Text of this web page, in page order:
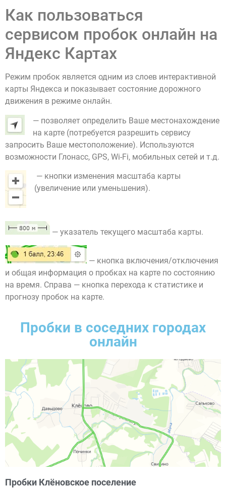
Как пользоваться
сервисом пробок онлайн на
Яндекс Картах
Режим пробок является одним из слоев интерактивной
карты Яндекса и показывает состояние дорожного
движения в режиме онлайн.
— позволяет определить Ваше местонахождение
на карте (потребуется разрешить сервису
запросить Ваше местоположение). Используются
возможности Глонасс, GPS, Wi-Fi, мобильных сетей и т.д.
— кнопки изменения масштаба карты
(увеличение или уменьшения).
— указатель текущего масштаба карты.
— кнопка включения/отключения
и общая информация о пробках на карте по состоянию
на время. Справа — кнопка перехода к статистике и
прогнозу пробок на карте.
Пробки в соседних городах
онлайн
Пробки Клёновское поселение